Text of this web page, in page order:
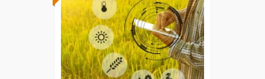
Para desempleados,
trabajadores y autónomos.
Sector
-Agricultura y Ganadería.